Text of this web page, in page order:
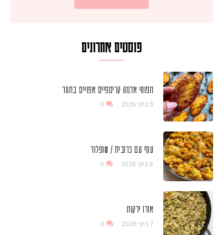
פוסטים אחרונים
תפוחי אדמה קריספיים אפויים בתנור
9 ביוני 2026 0
עוף עם כרובית / שופלור
8 ביוני 2026 0
אורז ירקות
7 ביוני 2026 0